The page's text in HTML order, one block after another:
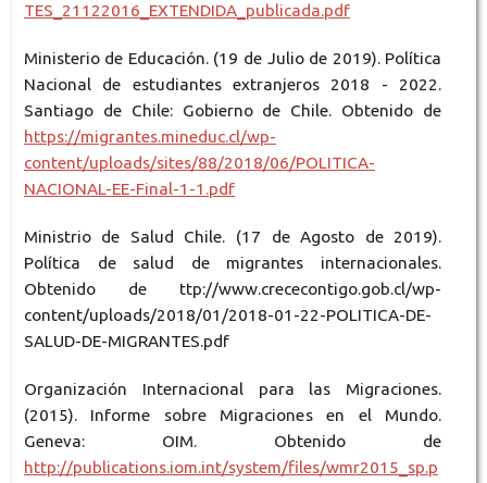
TES_21122016_EXTENDIDA_publicada.pdf
Ministerio de Educación. (19 de Julio de 2019). Política
Nacional de estudiantes extranjeros 2018 - 2022.
Santiago de Chile: Gobierno de Chile. Obtenido de
https://migrantes.mineduc.cl/wp-
content/uploads/sites/88/2018/06/POLITICA-
NACIONAL-EE-Final-1-1.pdf
Ministrio de Salud Chile. (17 de Agosto de 2019).
Política de salud de migrantes internacionales.
Obtenido de ttp://www.crececontigo.gob.cl/wp-
content/uploads/2018/01/2018-01-22-POLITICA-DE-
SALUD-DE-MIGRANTES.pdf
Organización Internacional para las Migraciones.
(2015). Informe sobre Migraciones en el Mundo.
Geneva: OIM. Obtenido de
http://publications.iom.int/system/files/wmr2015_sp.p